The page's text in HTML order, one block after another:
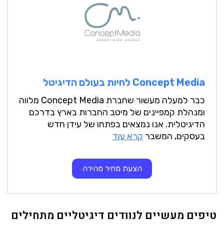
Concept Media לחיות בעולם הדיגיטל
כבר למעלה מעשור שחברת Concept Media מלווה
ומנהלת קמפיינים של מיטב החברות בארץ בדרכם
הדיגיטלית. אנו נמצאים בפתחו של עידן חדש
בעסקים, המשבר קרא עוד
הצעת מחיר מהירה
טיפים מעשיים לנוודים דיגיטליים מתחילים